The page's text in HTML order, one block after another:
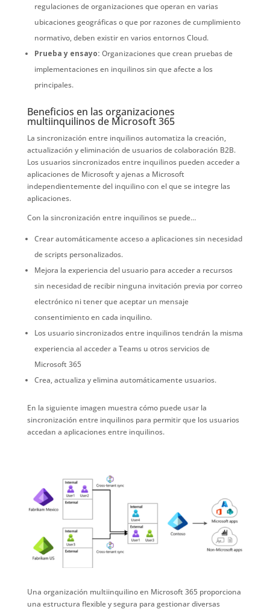
regulaciones de organizaciones que operan en varias
ubicaciones geográficas o que por razones de cumplimiento
normativo, deben existir en varios entornos Cloud.
Prueba y ensayo: Organizaciones que crean pruebas de
implementaciones en inquilinos sin que afecte a los
principales.
Beneficios en las organizaciones
multiinquilinos de Microsoft 365
La sincronización entre inquilinos automatiza la creación,
actualización y eliminación de usuarios de colaboración B2B.
Los usuarios sincronizados entre inquilinos pueden acceder a
aplicaciones de Microsoft y ajenas a Microsoft
independientemente del inquilino con el que se integre las
aplicaciones.
Con la sincronización entre inquilinos se puede…
Crear automáticamente acceso a aplicaciones sin necesidad
de scripts personalizados.
Mejora la experiencia del usuario para acceder a recursos
sin necesidad de recibir ninguna invitación previa por correo
electrónico ni tener que aceptar un mensaje
consentimiento en cada inquilino.
Los usuario sincronizados entre inquilinos tendrán la misma
experiencia al acceder a Teams u otros servicios de
Microsoft 365
Crea, actualiza y elimina automáticamente usuarios.
En la siguiente imagen muestra cómo puede usar la
sincronización entre inquilinos para permitir que los usuarios
accedan a aplicaciones entre inquilinos.
Una organización multiinquilino en Microsoft 365 proporciona
una estructura flexible y segura para gestionar diversas